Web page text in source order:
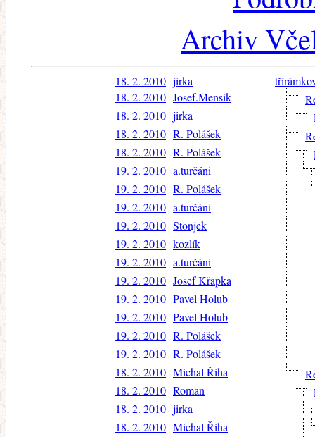
Archiv
18. 2. 2010 jirka
18. 2. 2010 Josef.Mensik
18. 2. 2010 jirka
18. 2. 2010 R. Polášek
18. 2. 2010 R. Polášek
19. 2. 2010 a.turčáni
19. 2. 2010 R. Polášek
19. 2. 2010 a.turčáni
19. 2. 2010 Stonjek
19. 2. 2010 kozlík
19. 2. 2010 a.turčáni
19. 2. 2010 Josef Křapka
19. 2. 2010 Pavel Holub
19. 2. 2010 Pavel Holub
19. 2. 2010 R. Polášek
19. 2. 2010 R. Polášek
18. 2. 2010 Michal Říha
18. 2. 2010 Roman
18. 2. 2010 jirka
18. 2. 2010 Michal Říha